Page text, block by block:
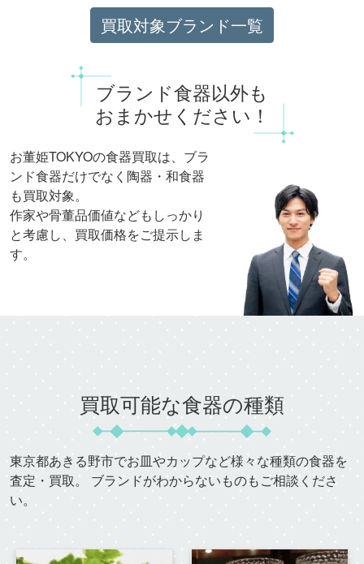
買取対象ブランド一覧
ブランド食器以外も
おまかせください！
お董姫TOKYOの食器買取は、 ブラ
ンド食器だけでなく陶器・和食器
も買取対象。
作家や骨董品価値などもしっかり
と考慮し、買取価格をご提示しま
す。
買取可能な食器の種類
東京都あきる野市でお皿やカップなど様々な種類の食器を
査定・買取。 ブランドがわからないものもご相談くださ
い。